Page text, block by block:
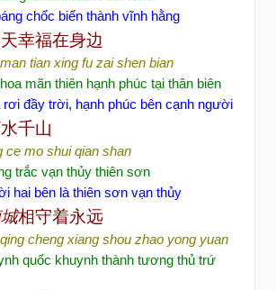
chốc biến thành vĩnh hằng
幸福在身边
tian xing fu zai shen bian
mãn thiên hạnh phúc tại thân biên
đầy trời, hạnh phúc bên cạnh người
千山
ce mo shui qian shan
trắc vạn thủy thiên sơn
hai bên là thiên sơn vạn thủy
相守着永远
cheng xiang shou zhao yong yuan
quốc khuynh thành tương thủ trứ